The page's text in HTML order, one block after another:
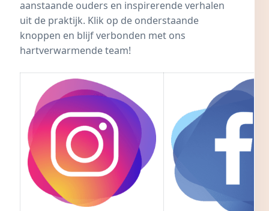
aanstaande ouders en inspirerende verhalen
uit de praktijk. Klik op de onderstaande
knoppen en blijf verbonden met ons
hartverwarmende team!